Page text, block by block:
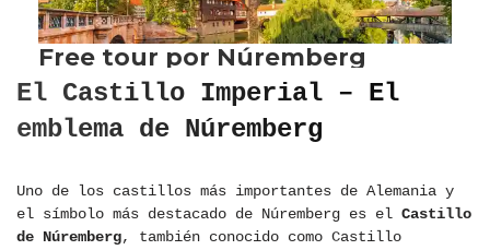
El Castillo Imperial – El
emblema de Núremberg
Uno de los castillos más importantes de Alemania y
el símbolo más destacado de Núremberg es el Castillo
de Núremberg, también conocido como Castillo